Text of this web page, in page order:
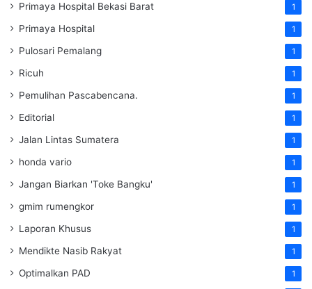
Primaya Hospital Bekasi Barat 1
Primaya Hospital 1
Pulosari Pemalang 1
Ricuh 1
Pemulihan Pascabencana. 1
Editorial 1
Jalan Lintas Sumatera 1
honda vario 1
Jangan Biarkan 'Toke Bangku' 1
gmim rumengkor 1
Laporan Khusus 1
Mendikte Nasib Rakyat 1
Optimalkan PAD 1